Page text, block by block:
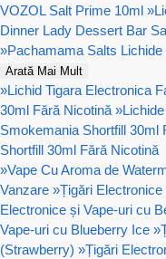
VOZOL Salt Prime 10ml »
Dinner Lady Dessert Bar
»Pachamama Salts
Arată Mai Mult
»Lichid Tigara Electronica
30ml Fără Nicotină »
Smokemania Shortfill 30ml
Shortfill 30ml Fără Nicotină
»Vape Cu Aroma de
Vanzare »Țigări
Electronice și Vape-uri cu
Vape-uri cu Blueberry Ice »
(Strawberry) »Țigări